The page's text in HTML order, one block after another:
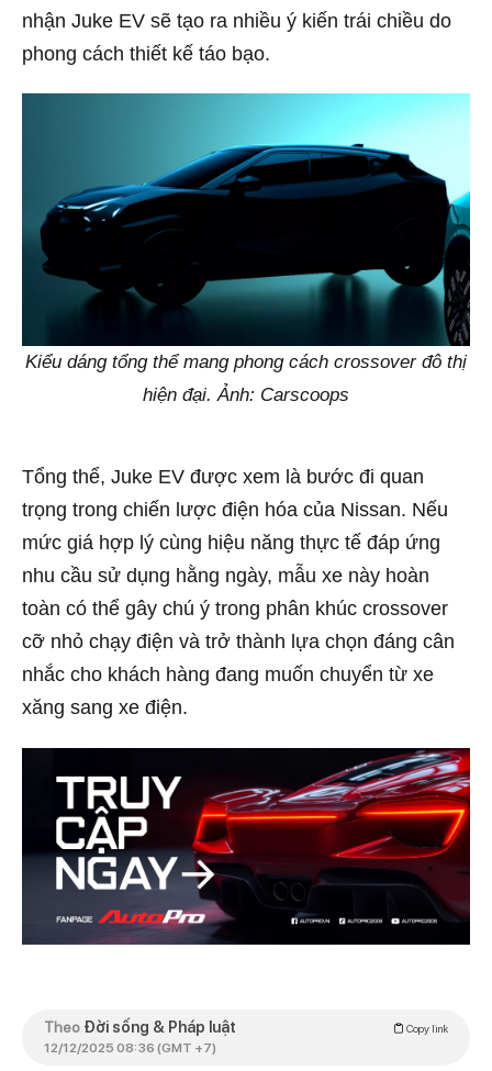
nhận Juke EV sẽ tạo ra nhiều ý kiến trái chiều do
phong cách thiết kế táo bạo.
Kiểu dáng tổng thể mang phong cách crossover đô thị
hiện đại. Ảnh: Carscoops
Tổng thể, Juke EV được xem là bước đi quan
trọng trong chiến lược điện hóa của Nissan. Nếu
mức giá hợp lý cùng hiệu năng thực tế đáp ứng
nhu cầu sử dụng hằng ngày, mẫu xe này hoàn
toàn có thể gây chú ý trong phân khúc crossover
cỡ nhỏ chạy điện và trở thành lựa chọn đáng cân
nhắc cho khách hàng đang muốn chuyển từ xe
xăng sang xe điện.
Theo Đời sống & Pháp luật Copy link
12/12/2025 08:36 (GMT +7)